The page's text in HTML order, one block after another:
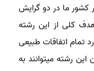
ما در دو گرايش‌
کلی از این رشته
تمام اتفاقات طبیعی
رشته میتوانند به